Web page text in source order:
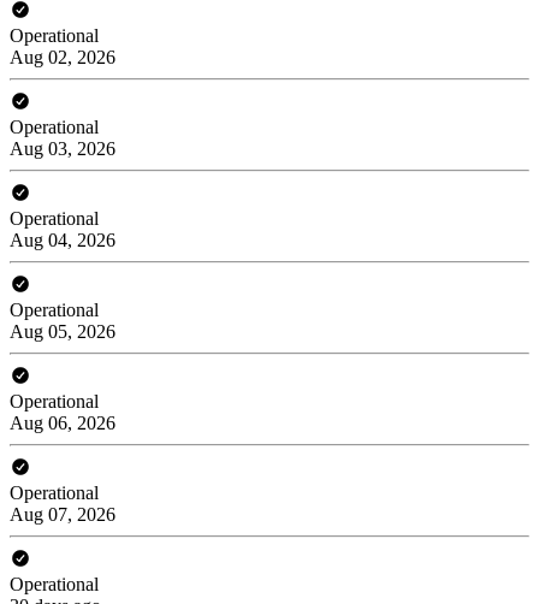
Operational
Aug 02, 2026
Operational
Aug 03, 2026
Operational
Aug 04, 2026
Operational
Aug 05, 2026
Operational
Aug 06, 2026
Operational
Aug 07, 2026
Operational